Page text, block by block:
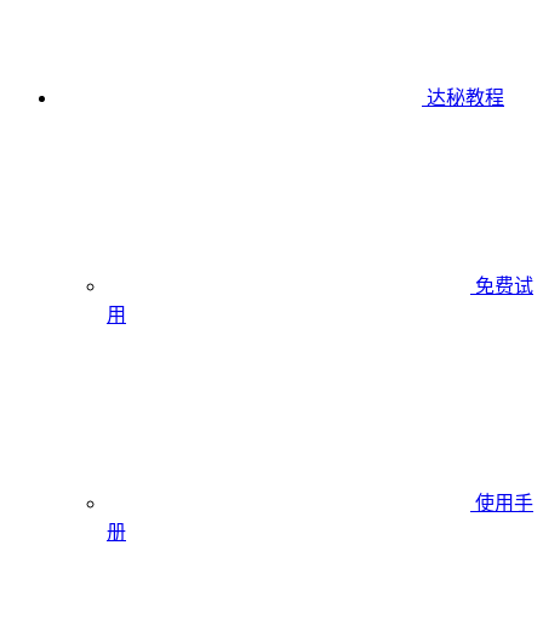
达秘教程
免费试
用
使用手
册